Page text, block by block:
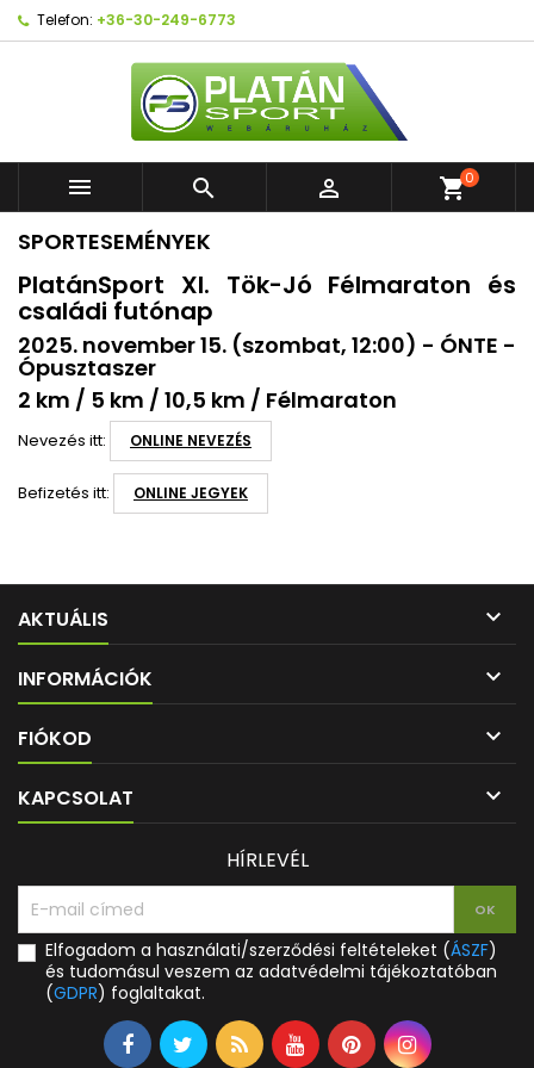
Telefon: +36-30-249-6773
   shopping_cart0
SPORTESEMÉNYEK
PlatánSport XI. Tök-Jó Félmaraton és
családi futónap
2025. november 15. (szombat, 12:00) - ÓNTE -
Ópusztaszer
2 km / 5 km / 10,5 km / Félmaraton
Nevezés itt: ONLINE NEVEZÉS
Befizetés itt: ONLINE JEGYEK
AKTUÁLIS 
INFORMÁCIÓK 
FIÓKOD 
KAPCSOLAT 
HÍRLEVÉL
Elfogadom a használati/szerződési feltételeket (ÁSZF)
és tudomásul veszem az adatvédelmi tájékoztatóban
(GDPR) foglaltakat.